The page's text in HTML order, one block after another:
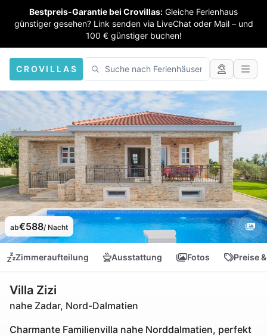
Bestpreis-Garantie bei Crovillas: Gleiche Ferienhaus
günstiger gesehen? Link senden via LiveChat oder Mail – und
100 € günstiger buchen!
CROVILLAS
ab€588/ Nacht
Zimmeraufteilung Ausstattung Fotos Preise
Villa Zizi
nahe Zadar, Nord-Dalmatien
Charmante Familienvilla nahe Norddalmatien, perfekt